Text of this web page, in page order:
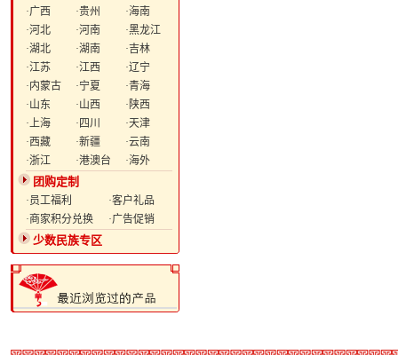
·广西
·贵州
·海南
·河北
·河南
·黑龙江
·湖北
·湖南
·吉林
·江苏
·江西
·辽宁
·内蒙古
·宁夏
·青海
·山东
·山西
·陕西
·上海
·四川
·天津
·西藏
·新疆
·云南
·浙江
·港澳台 ·海外
团购定制
·员工福利
·客户礼品
·商家积分兑换
·广告促销
少数民族专区